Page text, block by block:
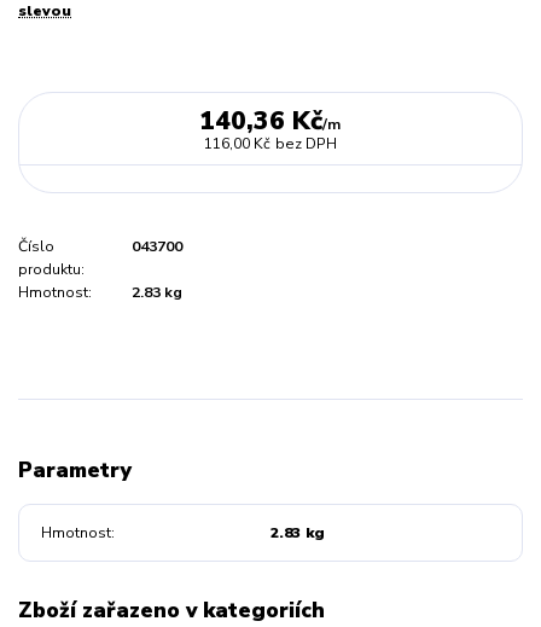
slevou
140,36 Kč/m
116,00 Kč bez DPH
Číslo
produktu:
043700
Hmotnost: 2.83 kg
Parametry
Hmotnost 2.83 kg
Zboží zařazeno v kategoriích